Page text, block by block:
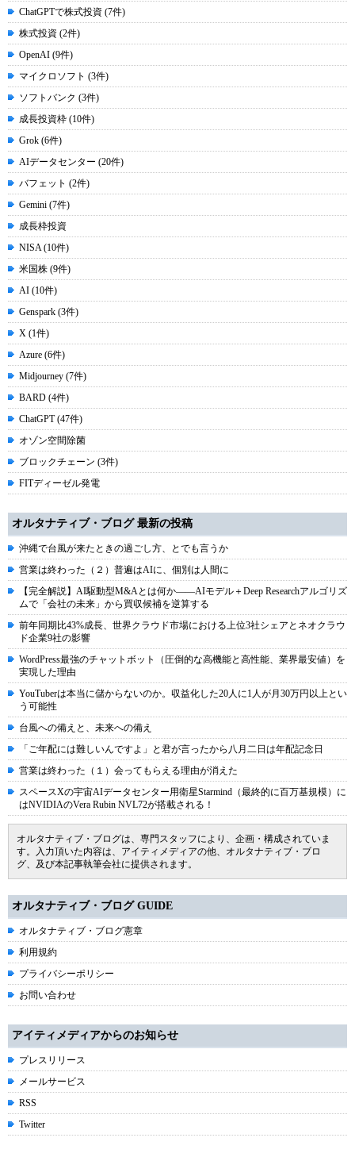
ChatGPTで株式投資 (7件)
株式投資 (2件)
OpenAI (9件)
マイクロソフト (3件)
ソフトバンク (3件)
成長投資枠 (10件)
Grok (6件)
AIデータセンター (20件)
バフェット (2件)
Gemini (7件)
成長枠投資
NISA (10件)
米国株 (9件)
AI (10件)
Genspark (3件)
X (1件)
Azure (6件)
Midjourney (7件)
BARD (4件)
ChatGPT (47件)
オゾン空間除菌
ブロックチェーン (3件)
FITディーゼル発電
オルタナティブ・ブログ 最新の投稿
沖縄で台風が来たときの過ごし方、とでも言うか
営業は終わった（２）普遍はAIに、個別は人間に
【完全解説】AI駆動型M&Aとは何か――AIモデル＋Deep Researchアルゴリズ
ムで「会社の未来」から買収候補を逆算する
前年同期比43%成長、世界クラウド市場における上位3社シェアとネオクラウ
ド企業9社の影響
WordPress最強のチャットボット（圧倒的な高機能と高性能、業界最安値）を
実現した理由
YouTuberは本当に儲からないのか。収益化した20人に1人が月30万円以上とい
う可能性
台風への備えと、未来への備え
「ご年配には難しいんですよ」と君が言ったから八月二日は年配記念日
営業は終わった（１）会ってもらえる理由が消えた
スペースXの宇宙AIデータセンター用衛星Starmind（最終的に百万基規模）に
はNVIDIAのVera Rubin NVL72が搭載される！
オルタナティブ・ブログは、専門スタッフにより、企画・構成されていま
す。入力頂いた内容は、アイティメディアの他、オルタナティブ・ブロ
グ、及び本記事執筆会社に提供されます。
オルタナティブ・ブログ GUIDE
オルタナティブ・ブログ憲章
利用規約
プライバシーポリシー
お問い合わせ
アイティメディアからのお知らせ
プレスリリース
メールサービス
RSS
Twitter